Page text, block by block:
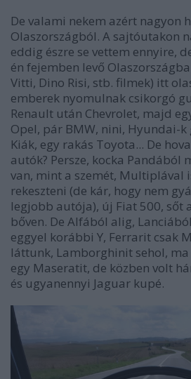
De valami nekem azért nagyon
Olaszországból. A sajtóutakon
eddig észre se vettem ennyire,
én fejemben levő
Vitti, Dino Risi, stb. filmek) itt
emberek nyomulnak csikorgó
Renault után Chevrolet, majd
Opel, pár BMW, nini, Hyundai-k
Kiák, egy rakás Toyota... De
autók? Persze, kocka Pandából
van, mint a szemét, Multiplával
rekeszteni (de kár, hogy nem
legjobb autója), új Fiat 500, sőt
bőven. De Alfából alig,
eggyel korábbi Y, Ferrarit csak
láttunk, Lamborghinit sehol,
egy Maseratit, de közben volt
és ugyanennyi Jaguar kupé.